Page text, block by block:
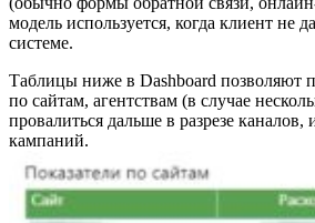
модель используется, когда клиент не
системе.
Таблицы ниже в Dashboard позволяют
по сайтам, агентствам (в случае
провалиться дальше в разрезе каналов,
кампаний.